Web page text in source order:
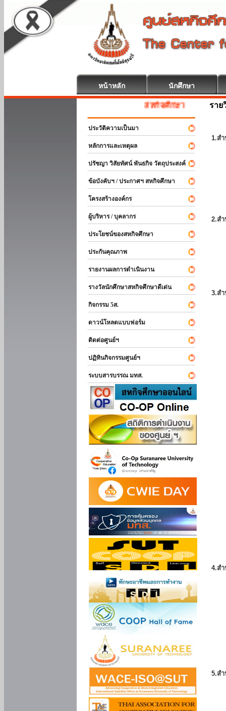
หน้าหลัก นักศึกษา
สหกิจศึกษา ยินดีต้อนรับ
ประวัติความเป็นมา
หลักการและเหตุผล
ปรัชญา วิสัยทัศน์ พันธกิจ วัตถุประสงค์
ข้อบังคับฯ / ประกาศฯ สหกิจศึกษา
โครงสร้างองค์กร
ผู้บริหาร / บุคลากร
ประโยชน์ของสหกิจศึกษา
ประกันคุณภาพ
รายงานผลการดำเนินงาน
รางวัลนักศึกษาสหกิจศึกษาดีเด่น
กิจกรรม 5ส.
ดาวน์โหลดแบบฟอร์ม
ติดต่อศูนย์ฯ
ปฏิทินกิจกรรมศูนย์ฯ
ระบบสารบรรณ มทส.
ราย
1.ส
2.ส
3.ส
4.ส
5.ส